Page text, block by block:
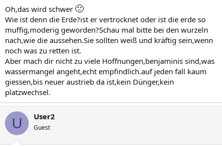
Oh,das wird schwer 🙁
Wie ist denn die Erde?ist er vertrocknet oder ist die erde so
muffig,moderig geworden?Schau mal bitte bei den wurzeln
nach,wie die aussehen.Sie sollten weiß und kräftig sein,wenn
noch was zu retten ist.
Aber mach dir nicht zu viele Hoffnungen,benjaminis sind,was
wassermangel angeht,echt empfindlich.auf jeden fall kaum
giessen,bis neuer austrieb da ist,kein Dünger,kein
platzwechsel.
U User2
Guest